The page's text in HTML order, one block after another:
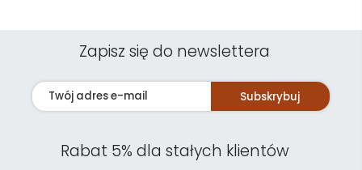
Zapisz się do newslettera
Subskrybuj
Rabat 5% dla stałych klientów